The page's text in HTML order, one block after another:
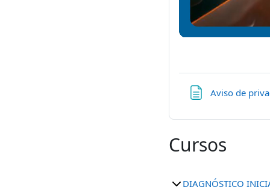
Aviso de
Cursos
DIAGNÓSTICO